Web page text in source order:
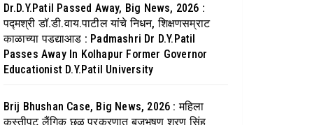
Dr.D.Y.Patil Passed Away, Big News, 2026 :
पद्मश्री डॉ.डी.वाय.पाटील यांचे निधन, शिक्षणसम्राट
काळाच्या पडद्याआड : Padmashri Dr D.Y.Patil
Passes Away In Kolhapur Former Governor
Educationist D.Y.Patil University
Brij Bhushan Case, Big News, 2026 : महिला
कुस्तीपटू लैंगिक छळ प्रकरणात बृजभूषण शरण सिंह